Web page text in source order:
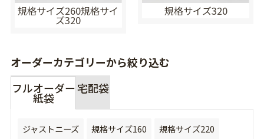
規格サイズ260規格サイ
ズ320
規格サイズ320
オーダーカテゴリーから絞り込む
フルオーダー
紙袋
宅配袋
ジャストニーズ 規格サイズ160
規格サイズ220